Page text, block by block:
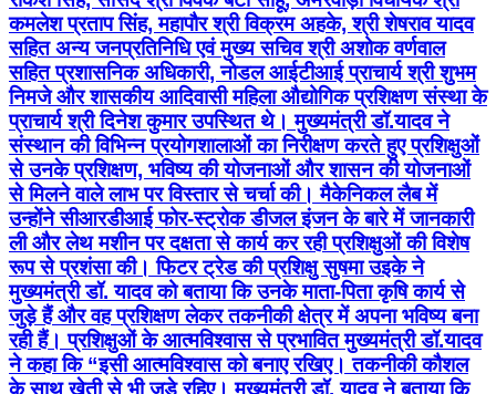
कमलेश प्रताप सिंह, महापौर श्री विक्रम अहके, श्री शेषराव यादव
सहित अन्य जनप्रतिनिधि एवं मुख्य सचिव श्री अशोक वर्णवाल
सहित प्रशासनिक अधिकारी, नोडल आईटीआई प्राचार्य श्री शुभम
निमजे और शासकीय आदिवासी महिला औद्योगिक प्रशिक्षण संस्था के
प्राचार्य श्री दिनेश कुमार उपस्थित थे। मुख्यमंत्री डॉ.यादव ने
संस्थान की विभिन्न प्रयोगशालाओं का निरीक्षण करते हुए प्रशिक्षुओं
से उनके प्रशिक्षण, भविष्य की योजनाओं और शासन की योजनाओं
से मिलने वाले लाभ पर विस्तार से चर्चा की। मैकेनिकल लैब में
उन्होंने सीआरडीआई फोर-स्ट्रोक डीजल इंजन के बारे में जानकारी
ली और लेथ मशीन पर दक्षता से कार्य कर रही प्रशिक्षुओं की विशेष
रूप से प्रशंसा की। फिटर ट्रेड की प्रशिक्षु सुषमा उइके ने
मुख्यमंत्री डॉ. यादव को बताया कि उनके माता-पिता कृषि कार्य से
जुड़े हैं और वह प्रशिक्षण लेकर तकनीकी क्षेत्र में अपना भविष्य बना
रही हैं। प्रशिक्षुओं के आत्मविश्वास से प्रभावित मुख्यमंत्री डॉ.यादव
ने कहा कि “इसी आत्मविश्वास को बनाए रखिए। तकनीकी कौशल
के साथ खेती से भी जुड़े रहिए। मुख्यमंत्री डॉ. यादव ने बताया कि